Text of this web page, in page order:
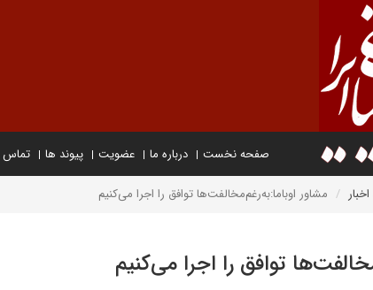
صفحه نخست درباره ما عضویت پیوند ها تماس
مشاور اوباما:به‌رغم‌مخالفت‌ها توافق را اجرا می‌کنیم
توافق را اجرا می‌کنیم